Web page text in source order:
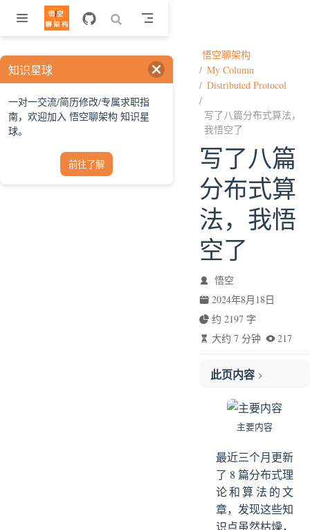
跳至主要內容
悟空聊架构
My Column
Distributed Protocol
写了八篇分布式算法，
我悟空了
写了八篇
分布式算
法，我悟
空了
悟空
2024年8月18日
约 2197 字
大约 7 分钟
217
此页内容
重要性
好学吗？
四大基础理论
八大分布式协议和算法
如何高效地学习和掌握？
分布式算法的四大维度
拜占庭容错
主要内容
最近三个月更新
了 8 篇分布式理
论和算法的文
章，发现这些知
识点虽然枯燥，
知识星球
一对一交流/简历修改/专属求职指
南，欢迎加入 悟空聊架构 知识星
球。
前往了解